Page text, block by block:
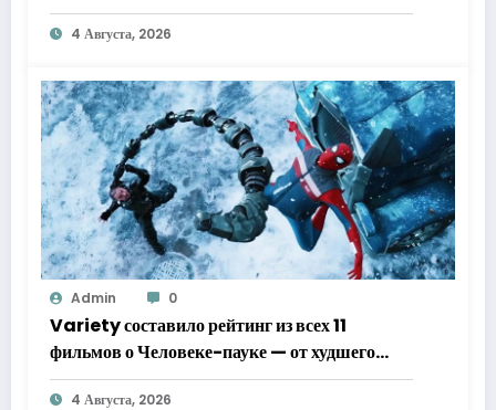
4 Августа, 2026
Admin 0
Variety составило рейтинг из всех 11
фильмов о Человеке-пауке — от худшего
к лучшему
4 Августа, 2026